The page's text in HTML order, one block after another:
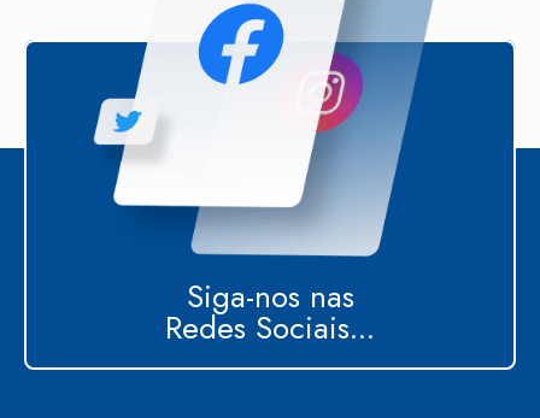
Siga-nos nas
Redes Sociais...